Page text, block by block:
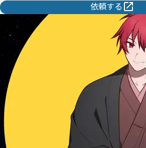
依頼する